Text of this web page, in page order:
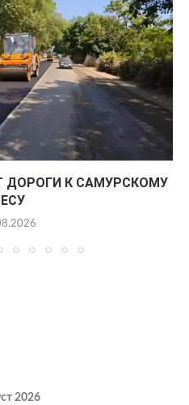
ДОРОГИ К САМУРСКОМУ
2026